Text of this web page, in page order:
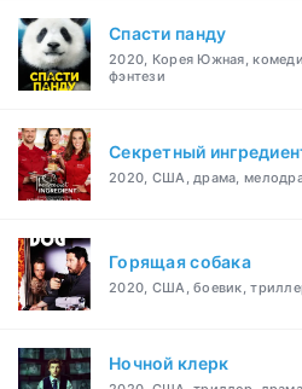
Спасти панду
2020, Корея Южная,
фэнтези
Секретный
2020, США, драма,
Горящая собака
2020, США, боевик,
Ночной клерк